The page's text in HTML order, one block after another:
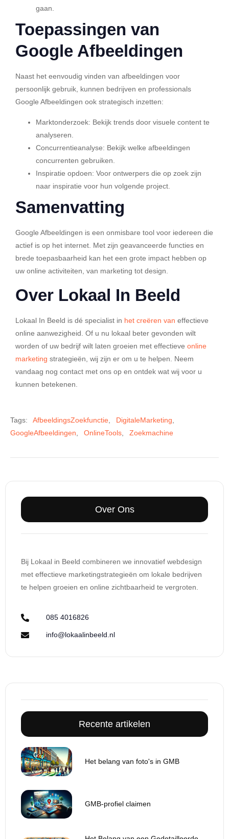
gaan.
Toepassingen van
Google Afbeeldingen
Naast het eenvoudig vinden van afbeeldingen voor
persoonlijk gebruik, kunnen bedrijven en professionals
Google Afbeeldingen ook strategisch inzetten:
Marktonderzoek: Bekijk trends door visuele content te
analyseren.
Concurrentieanalyse: Bekijk welke afbeeldingen
concurrenten gebruiken.
Inspiratie opdoen: Voor ontwerpers die op zoek zijn
naar inspiratie voor hun volgende project.
Samenvatting
Google Afbeeldingen is een onmisbare tool voor iedereen die
actief is op het internet. Met zijn geavanceerde functies en
brede toepasbaarheid kan het een grote impact hebben op
uw online activiteiten, van marketing tot design.
Over Lokaal In Beeld
Lokaal In Beeld is dé specialist in het creëren van effectieve
online aanwezigheid. Of u nu lokaal beter gevonden wilt
worden of uw bedrijf wilt laten groeien met effectieve online
marketing strategieën, wij zijn er om u te helpen. Neem
vandaag nog contact met ons op en ontdek wat wij voor u
kunnen betekenen.
Tags: AfbeeldingsZoekfunctie DigitaleMarketing
GoogleAfbeeldingen
OnlineTools Zoekmachine
Over Ons
Bij Lokaal in Beeld combineren we innovatief webdesign
met effectieve marketingstrategieën om lokale bedrijven
te helpen groeien en online zichtbaarheid te vergroten.
085 4016826
info@lokaalinbeeld.nl
Recente artikelen
Het belang van foto's in GMB
GMB-profiel claimen